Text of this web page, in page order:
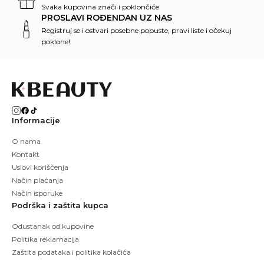
Svaka kupovina znači i poklončiće
PROSLAVI ROĐENDAN UZ NAS
Registruj se i ostvari posebne popuste, pravi liste i očekuj
poklone!
Informacije
O nama
Kontakt
Uslovi koriščenja
Način plaćanja
Način isporuke
Podrška i zaštita kupca
Odustanak od kupovine
Politika reklamacija
Zaštita podataka i politika kolačića